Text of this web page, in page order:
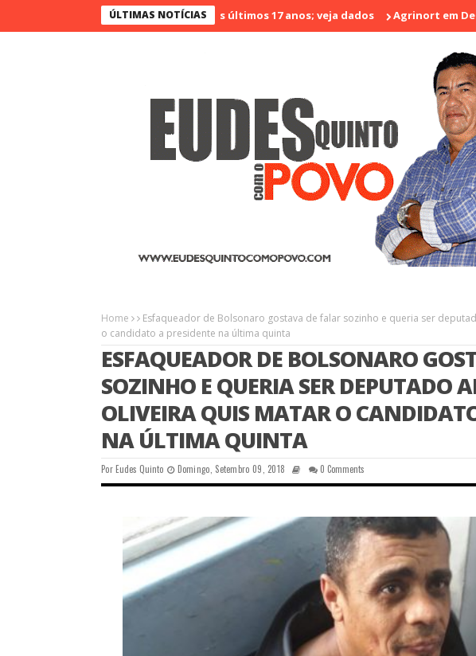
ÚLTIMAS NOTÍCIAS
Ceará é o menos violento nos últimos 17 anos; veja dados Agrinort em Destaque
Home
Esfaqueador de Bolsonaro gostava de falar sozinho e queria ser
o candidato a presidente na última quinta
ESFAQUEADOR DE BOLSONARO
SOZINHO E QUERIA SER DEPUTADO
OLIVEIRA QUIS MATAR O
NA ÚLTIMA QUINTA
PorEudes Quinto Domingo, Setembro 09, 2018 0 Comments